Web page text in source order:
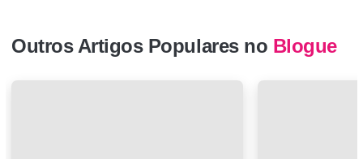
Outros Artigos Populares no Blogue